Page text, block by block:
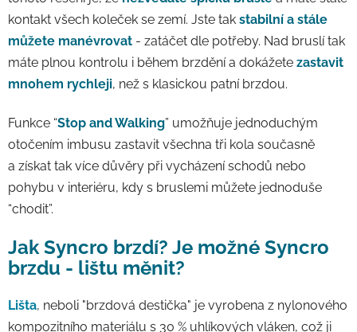
kontakt všech koleček se zemí. Jste tak stabilní a stále
můžete manévrovat - zatáčet dle potřeby. Nad bruslí tak
máte plnou kontrolu i během brzdění a dokážete zastavit
mnohem rychleji, než s klasickou patní brzdou.
Funkce “Stop and Walking” umožňuje jednoduchým
otočením imbusu zastavit všechna tři kola současně
a získat tak více důvěry při vycházení schodů nebo
pohybu v interiéru, kdy s bruslemi můžete jednoduše
“chodit”.
Jak Syncro brzdí? Je možné Syncro
brzdu - lištu měnit?
Lišta, neboli "brzdová destička" je vyrobena z nylonového
kompozitního materiálu s 30 % uhlíkových vláken, což ji